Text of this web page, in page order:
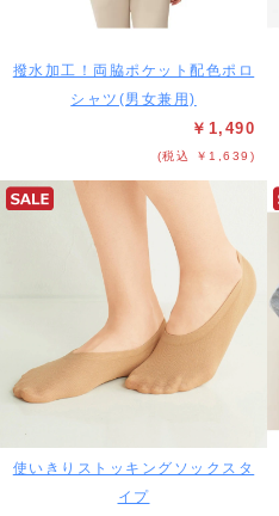
撥水加工！両脇ポケット配色ポロ
シャツ(男女兼用)
￥1,490
(税込 ￥1,639)
使いきりストッキングソックスタ
イプ